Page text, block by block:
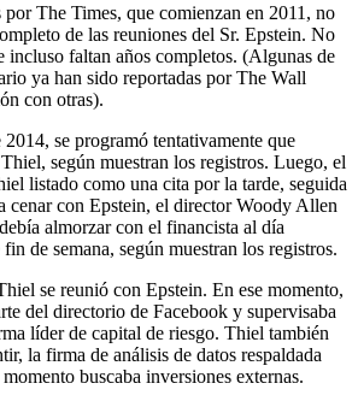
The Times, que comienzan en 2011, no
de las reuniones del Sr. Epstein. No
incluso faltan años completos. (Algunas de
ya han sido reportadas por The Wall
con otras).
se programó tentativamente que
según muestran los registros. Luego, el
listado como una cita por la tarde, seguida
cenar con Epstein, el director Woody Allen
almorzar con el financista al día
de semana, según muestran los registros.
se reunió con Epstein. En ese momento,
del directorio de Facebook y supervisaba
líder de capital de riesgo. Thiel también
la firma de análisis de datos respaldada
buscaba inversiones externas.